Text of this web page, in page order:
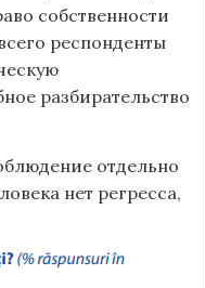
собственности
респонденты
разбирательство
отдельно
нет регресса,